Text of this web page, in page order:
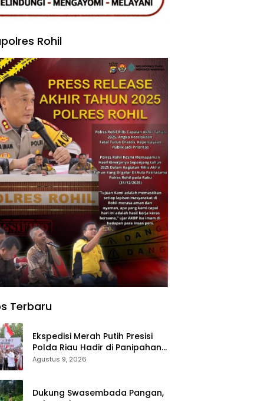
Rohil
Terbaru
Ekspedisi Merah Putih Presisi
Polda Riau Hadir di Panipahan,
Salurkan Bantuan dan Layanan
Agustus 9, 2026
Dukung Swasembada Pangan,